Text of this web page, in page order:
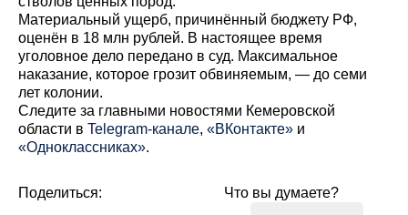
Материальный ущерб, причинённый бюджету РФ,
оценён в 18 млн рублей. В настоящее время
уголовное дело передано в суд. Максимальное
наказание, которое грозит обвиняемым, — до семи
лет колонии.
Cледите за главными новостями Кемеровской
области в Telegram-канале, «ВКонтакте» и
«Одноклассниках».
Что вы думаете?
Поделиться: